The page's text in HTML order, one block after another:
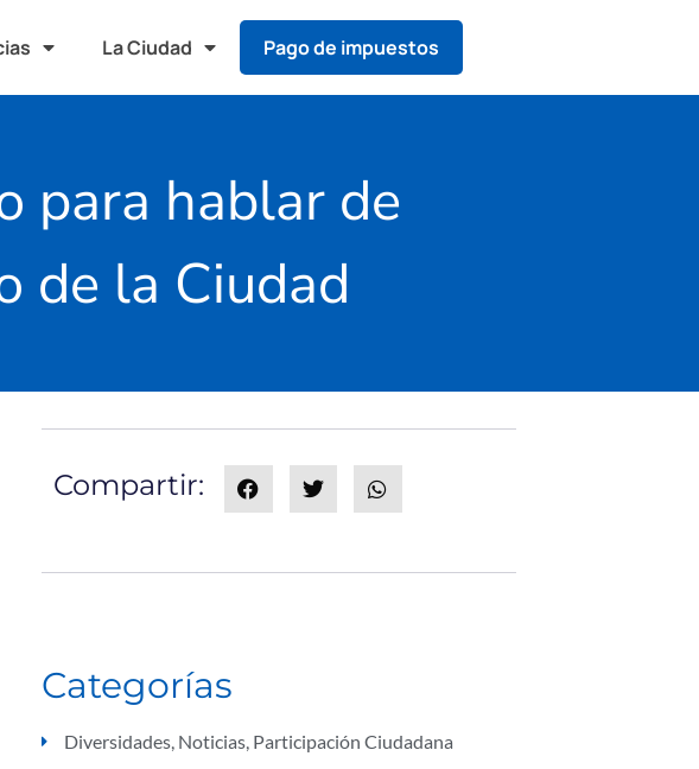
La Ciudad Pago de impuestos
para hablar de
de la Ciudad
Compartir:
Categorías
Diversidades, Noticias, Participación Ciudadana